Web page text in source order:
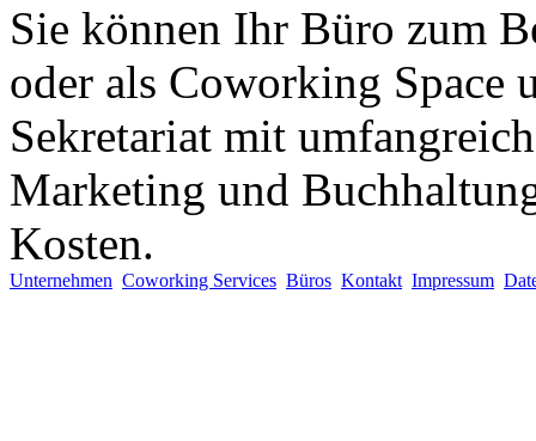
Sie können Ihr Büro zum
oder als Coworking Space
Sekretariat mit
Marketing und
Kosten.
Unternehmen Coworking Services Büros Kontakt Impressum